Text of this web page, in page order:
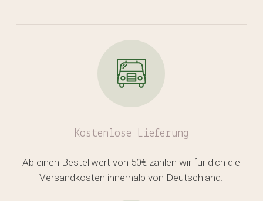
Kostenlose Lieferung
Ab einen Bestellwert von 50€ zahlen wir für dich die
Versandkosten innerhalb von Deutschland.